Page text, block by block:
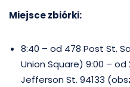
Miejsce zbiórki:
8:40 – od 478 Post St.
Union Square) 9:00 –
Jefferson St. 94133